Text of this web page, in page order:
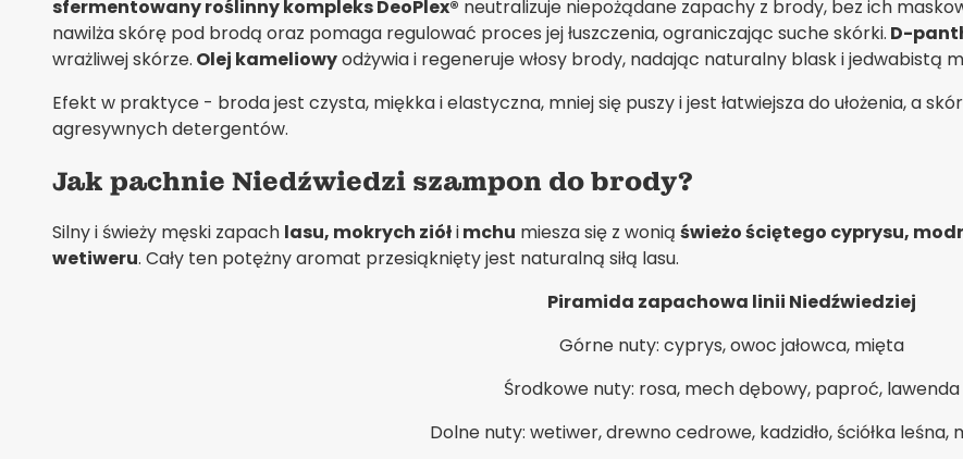
sfermentowany roślinny kompleks DeoPlex® neutralizuje niepożądane zapachy z brody, bez ich
nawilża skórę pod brodą oraz pomaga regulować proces jej łuszczenia, ograniczając suche skórki. D-
wrażliwej skórze. Olej kameliowyodżywia i regeneruje włosy brody, nadając naturalny blask i jedwabistą
Efekt w praktyce - broda jest czysta, miękka i elastyczna, mniej się puszy i jest łatwiejsza do ułożenia, a
agresywnych detergentów.
Jak pachnie Niedźwiedzi szampon do brody?
Silny i świeży męski zapach lasu, mokrych ziółimchu miesza się z wonią świeżo ściętego cyprysu,
wetiweru. Cały ten potężny aromat przesiąknięty jest naturalną siłą lasu.
Piramida zapachowa linii Niedźwiedziej
Górne nuty: cyprys, owoc jałowca, mięta
Środkowe nuty: rosa, mech dębowy, paproć, lawenda
Dolne nuty: wetiwer, drewno cedrowe, kadzidło, ściółka leśna,